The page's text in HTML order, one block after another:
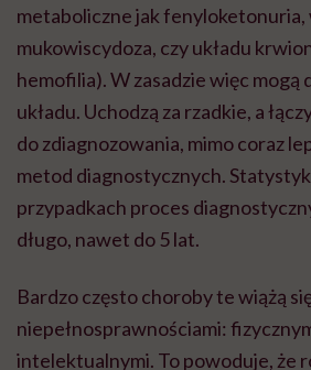
metaboliczne jak fenyloketonuria,
mukowiscydoza, czy układu
hemofilia). W zasadzie więc mogą
układu. Uchodzą za rzadkie, a
do zdiagnozowania, mimo coraz
metod diagnostycznych.
przypadkach proces
długo, nawet do 5 lat.
Bardzo często choroby te wiążą
niepełnosprawnościami:
intelektualnymi. To powoduje, że